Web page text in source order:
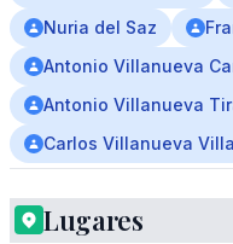
Nuria del Saz
Antonio Villanueva
Antonio Villanueva
Carlos Villanueva
Lugares